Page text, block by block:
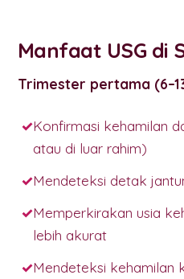
Manfaat USG di
Trimester pertama
Konfirmasi kehamilan
atau di luar rahim)
Mendeteksi detak
Memperkirakan usia
lebih akurat
Mendeteksi kehamilan